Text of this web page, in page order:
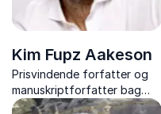
Kim Fupz Aakeson
Prisvindende forfatter og
manuskriptforfatter bag
nogle af Danmarks mest